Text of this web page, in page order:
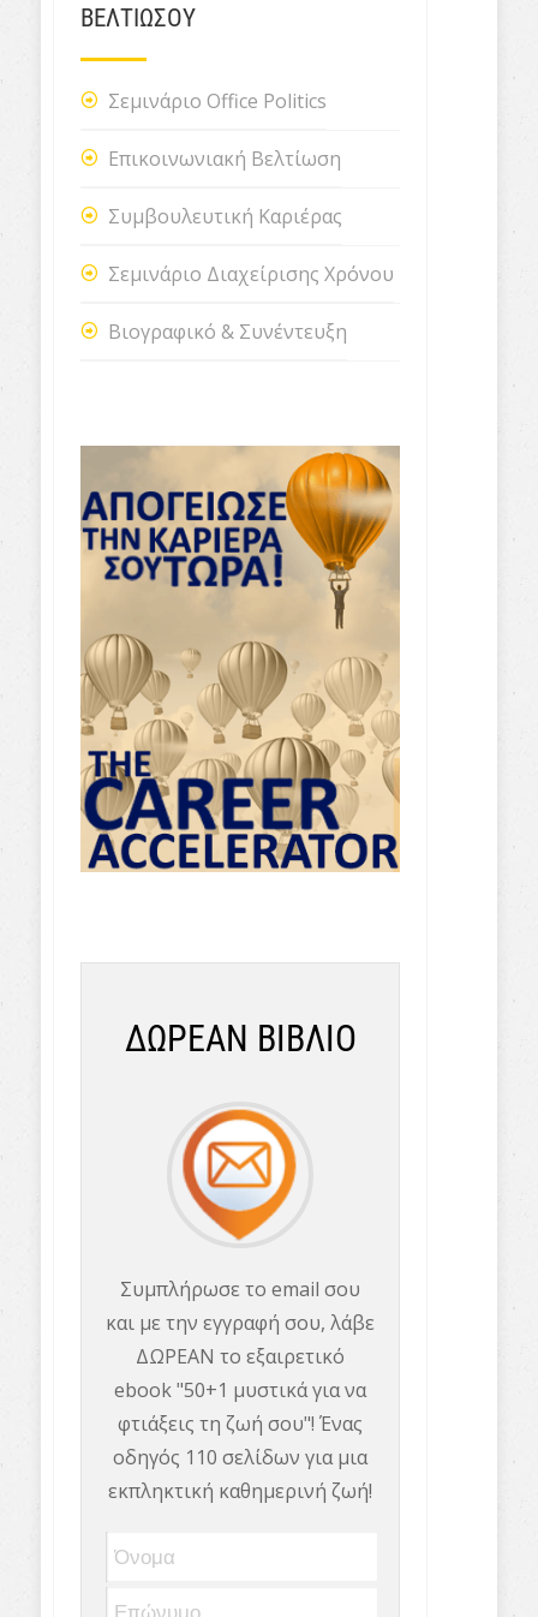
ΒΕΛΤΙΩΣΟΥ
Σεμινάριο Office Politics
Επικοινωνιακή Βελτίωση
Συμβουλευτική Καριέρας
Σεμινάριο Διαχείρισης Χρόνου
Βιογραφικό & Συνέντευξη
ΔΩΡΕΑΝ ΒΙΒΛΙΟ
Συμπλήρωσε το email σου
και με την εγγραφή σου, λάβε
ΔΩΡΕΑΝ το εξαιρετικό
ebook "50+1 μυστικά για να
φτιάξεις τη ζωή σου"! Ένας
οδηγός 110 σελίδων για μια
εκπληκτική καθημερινή ζωή!